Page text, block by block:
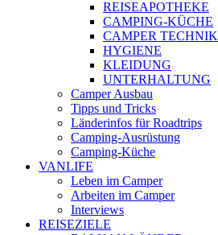
REISEAPOTHEKE
CAMPING-KÜCHE
CAMPER TECHNIK
HYGIENE
KLEIDUNG
UNTERHALTUNG
Camper Ausbau
Tipps und Tricks
Länderinfos für Roadtrips
Camping-Ausrüstung
Camping-Küche
VANLIFE
Leben im Camper
Arbeiten im Camper
Interviews
REISEZIELE